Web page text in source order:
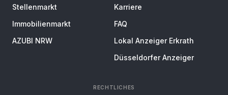
Stellenmarkt
Immobilienmarkt
AZUBI NRW
Karriere
FAQ
Lokal Anzeiger Erkrath
Düsseldorfer Anzeiger
RECHTLICHES